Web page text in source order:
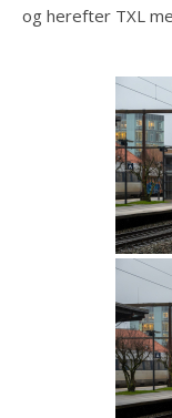
og herefter TXL